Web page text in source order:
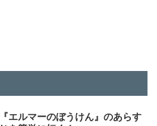
『エルマーのぼうけん』のあらす